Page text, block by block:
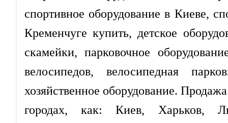
спортивное оборудование в Киеве,
Кременчуге купить, детское
скамейки, парковочное
велосипедов, велосипедная
хозяйственное оборудование.
городах, как: Киев, Харьков,